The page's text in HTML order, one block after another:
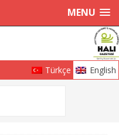
MENU
Türkçe English